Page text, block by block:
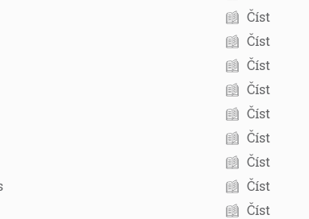
Číst
Číst
Číst
Číst
Číst
Číst
Číst
Číst
Číst